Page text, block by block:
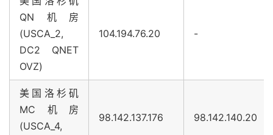
QN机房
(USCA_2,
DC2 QNET
OVZ)
104.194.76.20 -
美国洛杉矶
MC机房
(USCA_4,
98.142.137.176 98.142.140.20